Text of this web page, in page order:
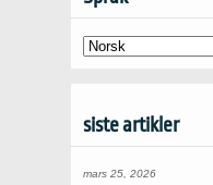
siste artikler
mars 25, 2026